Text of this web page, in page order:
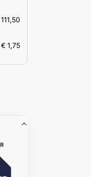
111,50
€ 1,75